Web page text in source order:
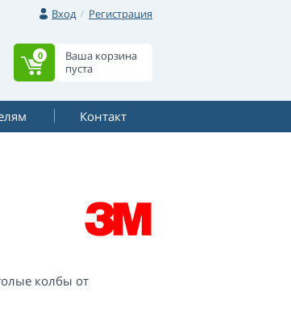
Вход
Регистрация
Ваша корзина
пуста
0
Контакт
колбы от